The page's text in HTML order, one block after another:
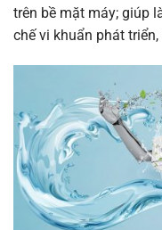
trên bề mặt máy; giúp
chế vi khuẩn phát